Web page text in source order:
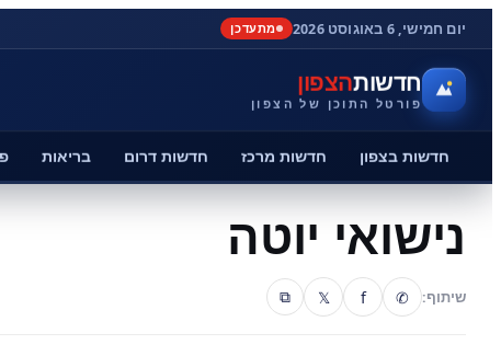
יום חמישי, 6 באוגוסט 2026 מתעדכן
חדשותהצפון
פורטל התוכן של הצפון
חדשות בצפון חדשות מרכז חדשות דרום בריאות
נישואי יוטה
שיתוף: ✆
f
𝕏
⧉